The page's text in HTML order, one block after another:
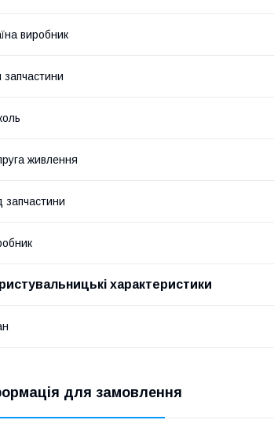
виробник
запчастини
живлення
запчастини
характеристики
для замовлення